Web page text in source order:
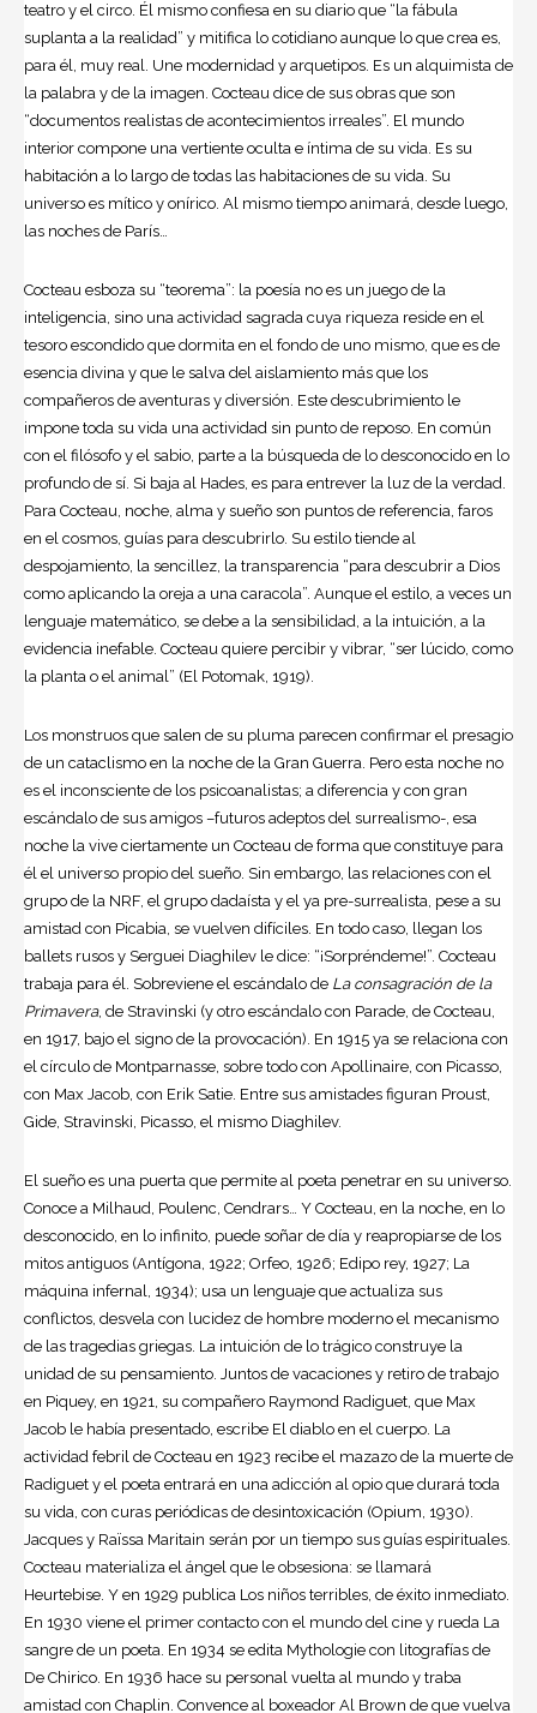
teatro y el circo. Él mismo confiesa en su diario que “la fábula
suplanta a la realidad” y mitifica lo cotidiano aunque lo que crea es,
para él, muy real. Une modernidad y arquetipos. Es un alquimista de
la palabra y de la imagen. Cocteau dice de sus obras que son
“documentos realistas de acontecimientos irreales”. El mundo
interior compone una vertiente oculta e íntima de su vida. Es su
habitación a lo largo de todas las habitaciones de su vida. Su
universo es mítico y onírico. Al mismo tiempo animará, desde luego,
las noches de París…
Cocteau esboza su “teorema”: la poesía no es un juego de la
inteligencia, sino una actividad sagrada cuya riqueza reside en el
tesoro escondido que dormita en el fondo de uno mismo, que es de
esencia divina y que le salva del aislamiento más que los
compañeros de aventuras y diversión. Este descubrimiento le
impone toda su vida una actividad sin punto de reposo. En común
con el filósofo y el sabio, parte a la búsqueda de lo desconocido en lo
profundo de sí. Si baja al Hades, es para entrever la luz de la verdad.
Para Cocteau, noche, alma y sueño son puntos de referencia, faros
en el cosmos, guías para descubrirlo. Su estilo tiende al
despojamiento, la sencillez, la transparencia “para descubrir a Dios
como aplicando la oreja a una caracola”. Aunque el estilo, a veces un
lenguaje matemático, se debe a la sensibilidad, a la intuición, a la
evidencia inefable. Cocteau quiere percibir y vibrar, “ser lúcido, como
la planta o el animal” (El Potomak, 1919).
Los monstruos que salen de su pluma parecen confirmar el presagio
de un cataclismo en la noche de la Gran Guerra. Pero esta noche no
es el inconsciente de los psicoanalistas; a diferencia y con gran
escándalo de sus amigos –futuros adeptos del surrealismo-, esa
noche la vive ciertamente un Cocteau de forma que constituye para
él el universo propio del sueño. Sin embargo, las relaciones con el
grupo de la NRF, el grupo dadaísta y el ya pre-surrealista, pese a su
amistad con Picabia, se vuelven difíciles. En todo caso, llegan los
ballets rusos y Serguei Diaghilev le dice: “¡Sorpréndeme!”. Cocteau
trabaja para él. Sobreviene el escándalo de La consagración de la
Primavera, de Stravinski (y otro escándalo con Parade, de Cocteau,
en 1917, bajo el signo de la provocación). En 1915 ya se relaciona con
el círculo de Montparnasse, sobre todo con Apollinaire, con Picasso,
con Max Jacob, con Erik Satie. Entre sus amistades figuran Proust,
Gide, Stravinski, Picasso, el mismo Diaghilev.
El sueño es una puerta que permite al poeta penetrar en su universo.
Conoce a Milhaud, Poulenc, Cendrars… Y Cocteau, en la noche, en lo
desconocido, en lo infinito, puede soñar de día y reapropiarse de los
mitos antiguos (Antígona, 1922; Orfeo, 1926; Edipo rey, 1927; La
máquina infernal, 1934); usa un lenguaje que actualiza sus
conflictos, desvela con lucidez de hombre moderno el mecanismo
de las tragedias griegas. La intuición de lo trágico construye la
unidad de su pensamiento. Juntos de vacaciones y retiro de trabajo
en Piquey, en 1921, su compañero Raymond Radiguet, que Max
Jacob le había presentado, escribe El diablo en el cuerpo. La
actividad febril de Cocteau en 1923 recibe el mazazo de la muerte de
Radiguet y el poeta entrará en una adicción al opio que durará toda
su vida, con curas periódicas de desintoxicación (Opium, 1930).
Jacques y Raïssa Maritain serán por un tiempo sus guías espirituales.
Cocteau materializa el ángel que le obsesiona: se llamará
Heurtebise. Y en 1929 publica Los niños terribles, de éxito inmediato.
En 1930 viene el primer contacto con el mundo del cine y rueda La
sangre de un poeta. En 1934 se edita Mythologie con litografías de
De Chirico. En 1936 hace su personal vuelta al mundo y traba
amistad con Chaplin. Convence al boxeador Al Brown de que vuelva